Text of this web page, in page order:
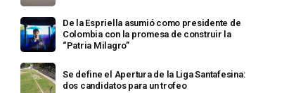
De la Espriella asumió como presidente de
Colombia con la promesa de construir la
“Patria Milagro”
Se define el Apertura de la Liga Santafesina:
dos candidatos para un trofeo